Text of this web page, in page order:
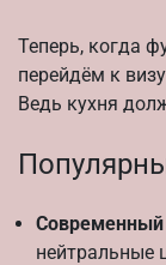
Теперь, когда
перейдём к
Ведь кухня
нейтральные